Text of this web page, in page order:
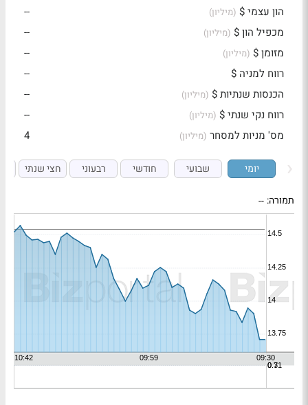
הון עצמי $ (מיליון)
--
מכפיל הון $ (מיליון)
--
מזומן $ (מיליון)
--
רווח למניה $
--
הכנסות שנתיות $ (מיליון)
--
רווח נקי שנתי $ (מיליון)
--
מס' מניות למסחר (מיליון) 4
יומי שבועי חודשי רבעוני חצי שנתי
תמורה: --